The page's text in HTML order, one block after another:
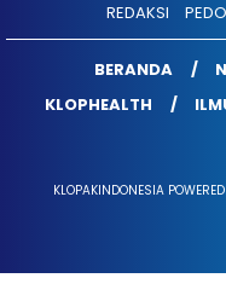
REDAKSI
BERANDA
KLOPHEALTH
KLOPAKINDONESIA